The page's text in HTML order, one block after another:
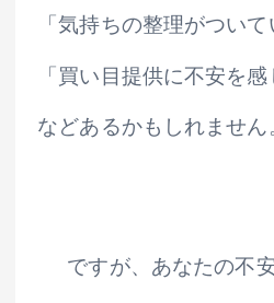
「気持ちの整理がついて
「買い目提供に不安を感
などあるかもしれません
ですが、あなたの不